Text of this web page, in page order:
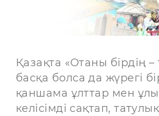
Қазақта «Отаны бірдің –
басқа болса да жүрегі
қаншама ұлттар мен
келісімді сақтап,